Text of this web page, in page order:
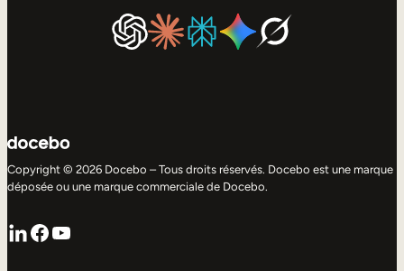
Copyright © 2026 Docebo – Tous droits réservés. Docebo est une marque
déposée ou une marque commerciale de Docebo.
LinkedIn
Facebook
YouTube